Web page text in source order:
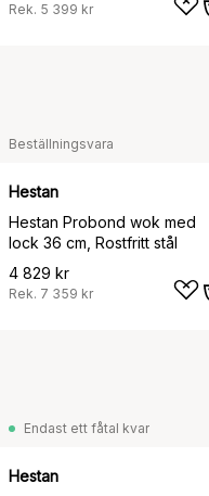
Rek. 5 399 kr
Beställningsvara
Hestan
Hestan Probond wok med
lock 36 cm, Rostfritt stål
4 829 kr
Rek. 7 359 kr
Endast ett fåtal kvar
Hestan